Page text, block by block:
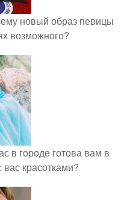
новый образ певицы
возможного?
в городе готова вам в
красотками?